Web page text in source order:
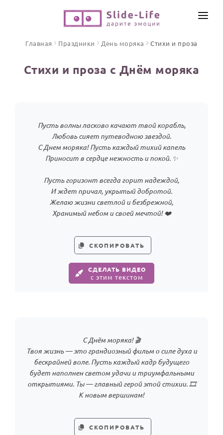
Открытки
Стихи и тексты
С Днем рождения
Юбилей
Годовщина свадьбы
Календарь праздников
Детям
Все родственники
Главная Праздники День моряка Стихи и проза
Стихи и проза с Днём моряка
Пусть волны ласково качают твой корабль,
Любовь сияет путеводною звездой.
С Днем моряка! Пусть каждый тихий капель
Приносит в сердце нежность и покой. ✨
Пусть горизонт всегда горит надеждой,
И ждет причал, укрытый добротой.
Желаю жизни светлой и безбрежной,
Хранимый небом и своей мечтой! ❤️
СКОПИРОВАТЬ
СДЕЛАТЬ ВИДЕО
с этим текстом
С Днём моряка! 🎬
Твоя жизнь — это грандиозный фильм о силе духа и
бескрайней воле. Пусть каждый кадр будущего
будет наполнен светом удачи и триумфальными
открытиями. Ты — главный герой этой стихии. 🎞
К новым вершинам!
СКОПИРОВАТЬ